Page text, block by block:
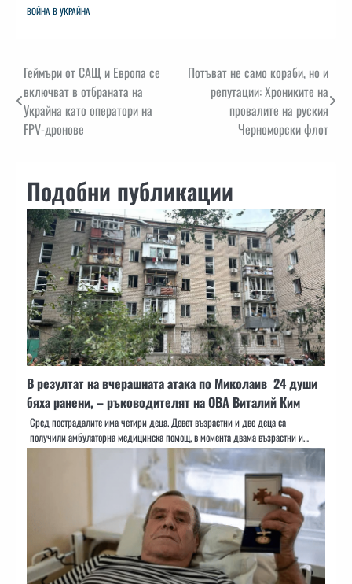
ВОЙНА В УКРАЙНА
Навигация
Геймъри от САЩ и Европа се
включват в отбраната на
Украйна като оператори на
FPV-дронове
Потъват не само кораби, но и
репутации: Хрониките на
провалите на руския
Черноморски флот
Подобни публикации
В резултат на вчерашната атака по Миколаив 24 души
бяха ранени, – ръководителят на ОВА Виталий Ким
Сред пострадалите има четири деца. Девет възрастни и две деца са
получили амбулаторна медицинска помощ, в момента двама възрастни и…